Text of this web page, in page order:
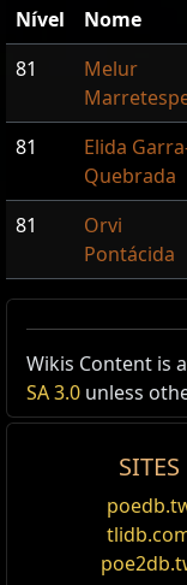
Nível Nome
81
Melur
81
Elida
Quebrada
81
Orvi
Pontácida
Use isto em um
um mapa
Wikis Content is
SA 3.0 unless
SITES